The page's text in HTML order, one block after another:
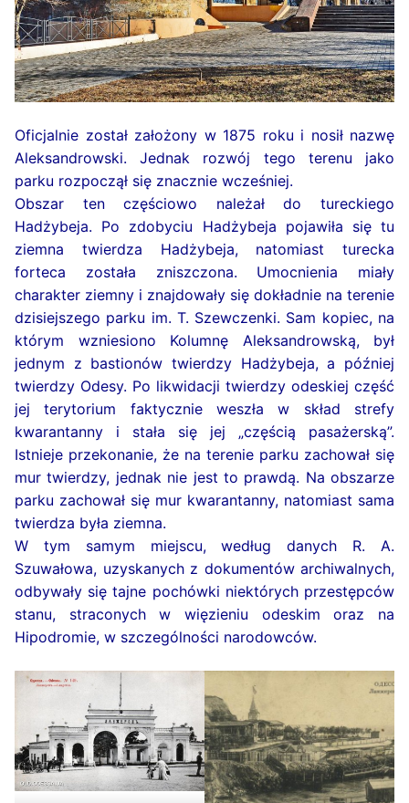
Oficjalnie został założony w 1875 roku i nosił nazwę
Aleksandrowski. Jednak rozwój tego terenu jako
parku rozpoczął się znacznie wcześniej.
Obszar ten częściowo należał do tureckiego
Hadżybeja. Po zdobyciu Hadżybeja pojawiła się tu
ziemna twierdza Hadżybeja, natomiast turecka
forteca została zniszczona. Umocnienia miały
charakter ziemny i znajdowały się dokładnie na terenie
dzisiejszego parku im. T. Szewczenki. Sam kopiec, na
którym wzniesiono Kolumnę Aleksandrowską, był
jednym z bastionów twierdzy Hadżybeja, a później
twierdzy Odesy. Po likwidacji twierdzy odeskiej część
jej terytorium faktycznie weszła w skład strefy
kwarantanny i stała się jej „częścią pasażerską”.
Istnieje przekonanie, że na terenie parku zachował się
mur twierdzy, jednak nie jest to prawdą. Na obszarze
parku zachował się mur kwarantanny, natomiast sama
twierdza była ziemna.
W tym samym miejscu, według danych R. A.
Szuwałowa, uzyskanych z dokumentów archiwalnych,
odbywały się tajne pochówki niektórych przestępców
stanu, straconych w więzieniu odeskim oraz na
Hipodromie, w szczególności narodowców.